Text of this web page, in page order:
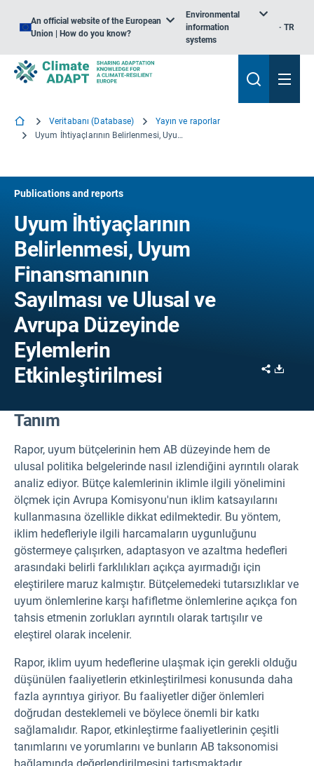
An official website of the European
Union | How do you know?
Environmental
information
systems
TR
Veritabanı (Database)
Yayın ve raporlar
Uyum İhtiyaçlarının Belirlenmesi, Uyum Finansmanının Sayılması ve Ulusal ve Avrupa Düzeyinde Eylemlerin Etkinleştirilmesi
Publications and reports
Uyum İhtiyaçlarının
Belirlenmesi, Uyum
Finansmanının
Sayılması ve Ulusal ve
Avrupa Düzeyinde
Eylemlerin
Etkinleştirilmesi
Share
Tanım
Rapor, uyum bütçelerinin hem AB düzeyinde hem de
ulusal politika belgelerinde nasıl izlendiğini ayrıntılı olarak
analiz ediyor. Bütçe kalemlerinin iklimle ilgili yönelimini
ölçmek için Avrupa Komisyonu'nun iklim katsayılarını
kullanmasına özellikle dikkat edilmektedir. Bu yöntem,
iklim hedefleriyle ilgili harcamaların uygunluğunu
göstermeye çalışırken, adaptasyon ve azaltma hedefleri
arasındaki belirli farklılıkları açıkça ayırmadığı için
eleştirilere maruz kalmıştır. Bütçelemedeki tutarsızlıklar ve
uyum önlemlerine karşı hafifletme önlemlerine açıkça fon
tahsis etmenin zorlukları ayrıntılı olarak tartışılır ve
eleştirel olarak incelenir.
Rapor, iklim uyum hedeflerine ulaşmak için gerekli olduğu
düşünülen faaliyetlerin etkinleştirilmesi konusunda daha
fazla ayrıntıya giriyor. Bu faaliyetler diğer önlemleri
doğrudan desteklemeli ve böylece önemli bir katkı
sağlamalıdır. Rapor, etkinleştirme faaliyetlerinin çeşitli
tanımlarını ve yorumlarını ve bunların AB taksonomisi